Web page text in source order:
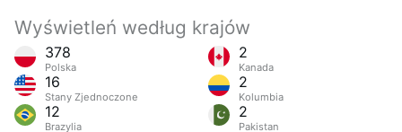
Wyświetleń według krajów
378
Polska
16
Stany Zjednoczone
12
Brazylia
2
Kanada
2
Kolumbia
2
Pakistan